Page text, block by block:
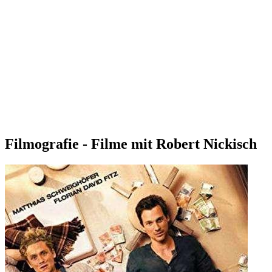
Filmografie - Filme mit Robert Nickisch